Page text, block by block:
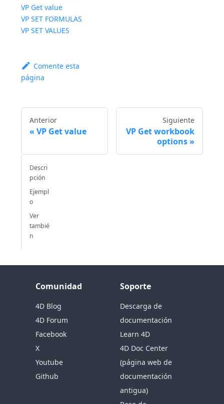
VP Get value
VP SET FORMULAS
VP SET VALUES
Comente esta
página
Anterior
VP Get value
Siguiente
VP Get workbook
options
Descri
pción
Ejempl
o
Ver
tambié
n
Comunidad
4D Blog
4D Forum
Facebook
X
Youtube
Github
Soporte
Descarga de
documentación
Learn 4D
4D Doc Center
(página web de
documentación
antigua)